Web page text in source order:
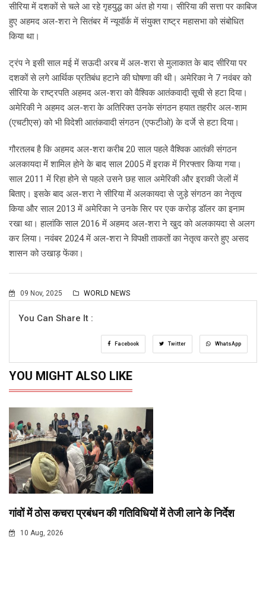
सीरिया में दशकों से चले आ रहे गृहयुद्ध का अंत हो गया। सीरिया की सत्ता पर काबिज
हुए अहमद अल-शरा ने सितंबर में न्यूयॉर्क में संयुक्त राष्ट्र महासभा को संबोधित
किया था।
ट्रंप ने इसी साल मई में सऊदी अरब में अल-शरा से मुलाकात के बाद सीरिया पर
दशकों से लगे आर्थिक प्रतिबंध हटाने की घोषणा की थी। अमेरिका ने 7 नवंबर को
सीरिया के राष्ट्रपति अहमद अल-शरा को वैश्विक आतंकवादी सूची से हटा दिया।
अमेरिकी ने अहमद अल-शरा के अतिरिक्त उनके संगठन हयात तहरीर अल-शाम
(एचटीएस) को भी विदेशी आतंकवादी संगठन (एफटीओ) के दर्जे से हटा दिया।
गौरतलब है कि अहमद अल-शरा करीब 20 साल पहले वैश्विक आतंकी संगठन
अलकायदा में शामिल होने के बाद साल 2005 में इराक में गिरफ्तार किया गया।
साल 2011 में रिहा होने से पहले उसने छह साल अमेरिकी और इराकी जेलों में
बिताए। इसके बाद अल-शरा ने सीरिया में अलकायदा से जुड़े संगठन का नेतृत्व
किया और साल 2013 में अमेरिका ने उनके सिर पर एक करोड़ डॉलर का इनाम
रखा था। हालांकि साल 2016 में अहमद अल-शरा ने खुद को अलकायदा से अलग
कर लिया। नवंबर 2024 में अल-शरा ने विपक्षी ताकतों का नेतृत्व करते हुए असद
शासन को उखाड़ फेंका।
09 Nov, 2025 WORLD NEWS
You Can Share It :
Facebook Twitter WhatsApp
YOU MIGHT ALSO LIKE
गांवों में ठोस कचरा प्रबंधन की गतिविधियों में तेजी लाने के निर्देश
10 Aug, 2026